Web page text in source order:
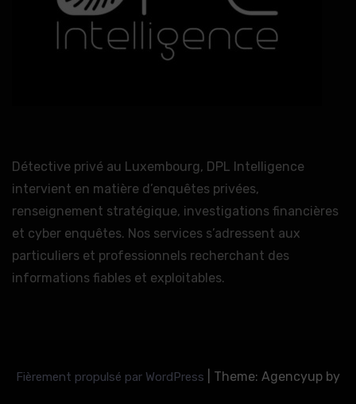
Détective privé au Luxembourg, DPL Intelligence
intervient en matière d’enquêtes privées,
renseignement stratégique, investigations financières
et cyber enquêtes. Nos services s’adressent aux
particuliers et professionnels recherchant des
informations fiables et exploitables.
Fièrement propulsé par WordPress Theme: Agencyup by